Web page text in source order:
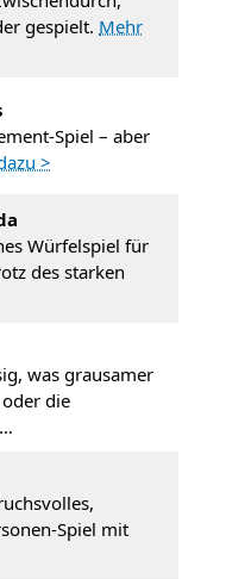
gespielt. Mehr
Spiel – aber
>
Würfelspiel für
des starken
was grausamer
die
Spiel mit